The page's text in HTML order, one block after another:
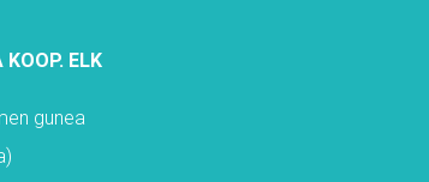
ELK
gunea